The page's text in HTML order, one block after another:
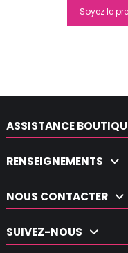
Soyez le
ASSISTANCE
RENSEIGNEMENTS
NOUS CONTACTER
SUIVEZ-NOUS